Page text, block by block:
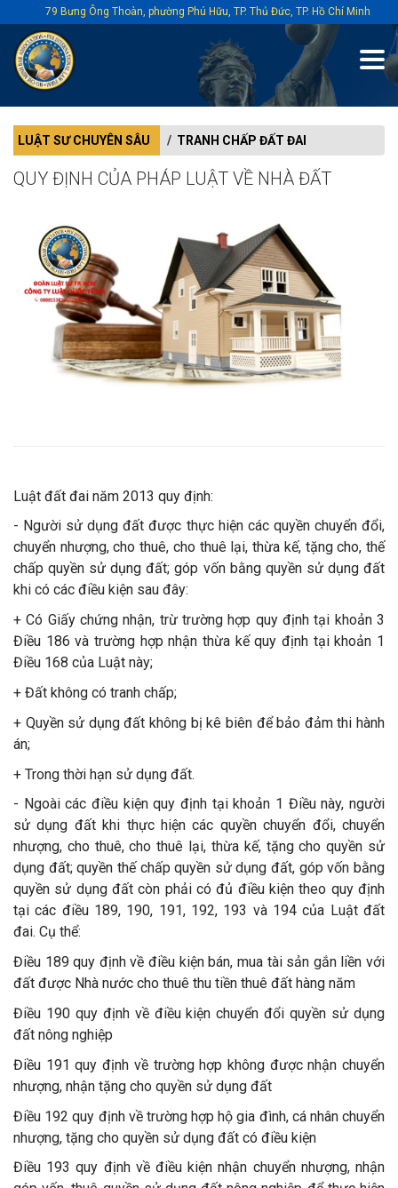
79 Bưng Ông Thoàn, phường Phú Hữu, TP. Thủ Đức, TP. Hồ Chí Minh
LUẬT SƯ CHUYÊN SÂU TRANH CHẤP ĐẤT ĐAI
QUY ĐỊNH CỦA PHÁP LUẬT VỀ NHÀ ĐẤT
Luật đất đai năm 2013 quy định:
- Người sử dụng đất được thực hiện các quyền chuyển đổi,
chuyển nhượng, cho thuê, cho thuê lại, thừa kế, tặng cho, thế
chấp quyền sử dụng đất; góp vốn bằng quyền sử dụng đất
khi có các điều kiện sau đây:
+ Có Giấy chứng nhận, trừ trường hợp quy định tại khoản 3
Điều 186 và trường hợp nhận thừa kế quy định tại khoản 1
Điều 168 của Luật này;
+ Đất không có tranh chấp;
+ Quyền sử dụng đất không bị kê biên để bảo đảm thi hành
án;
+ Trong thời hạn sử dụng đất.
- Ngoài các điều kiện quy định tại khoản 1 Điều này, người
sử dụng đất khi thực hiện các quyền chuyển đổi, chuyển
nhượng, cho thuê, cho thuê lại, thừa kế, tặng cho quyền sử
dụng đất; quyền thế chấp quyền sử dụng đất, góp vốn bằng
quyền sử dụng đất còn phải có đủ điều kiện theo quy định
tại các điều 189, 190, 191, 192, 193 và 194 của Luật đất
đai. Cụ thể:
Điều 189 quy định về điều kiện bán, mua tài sản gắn liền với
đất được Nhà nước cho thuê thu tiền thuê đất hàng năm
Điều 190 quy định về điều kiện chuyển đổi quyền sử dụng
đất nông nghiệp
Điều 191 quy định về trường hợp không được nhận chuyển
nhượng, nhận tặng cho quyền sử dụng đất
Điều 192 quy định về trường hợp hộ gia đình, cá nhân chuyển
nhượng, tặng cho quyền sử dụng đất có điều kiện
Điều 193 quy định về điều kiện nhận chuyển nhượng, nhận